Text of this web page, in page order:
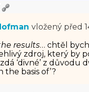
vložený před
results… chtěl
zdroj, který by
‘divné’ z důvodu
the basis of’?